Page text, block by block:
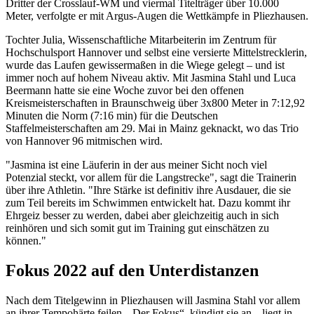
Dritter der Crosslauf-WM und viermal Titelträger über 10.000
Meter, verfolgte er mit Argus-Augen die Wettkämpfe in Pliezhausen.
Tochter Julia, Wissenschaftliche Mitarbeiterin im Zentrum für
Hochschulsport Hannover und selbst eine versierte Mittelstrecklerin,
wurde das Laufen gewissermaßen in die Wiege gelegt – und ist
immer noch auf hohem Niveau aktiv. Mit Jasmina Stahl und Luca
Beermann hatte sie eine Woche zuvor bei den offenen
Kreismeisterschaften in Braunschweig über 3x800 Meter in 7:12,92
Minuten die Norm (7:16 min) für die Deutschen
Staffelmeisterschaften am 29. Mai in Mainz geknackt, wo das Trio
von Hannover 96 mitmischen wird.
"Jasmina ist eine Läuferin in der aus meiner Sicht noch viel
Potenzial steckt, vor allem für die Langstrecke", sagt die Trainerin
über ihre Athletin. "Ihre Stärke ist definitiv ihre Ausdauer, die sie
zum Teil bereits im Schwimmen entwickelt hat. Dazu kommt ihr
Ehrgeiz besser zu werden, dabei aber gleichzeitig auch in sich
reinhören und sich somit gut im Training gut einschätzen zu
können."
Fokus 2022 auf den Unterdistanzen
Nach dem Titelgewinn in Pliezhausen will Jasmina Stahl vor allem